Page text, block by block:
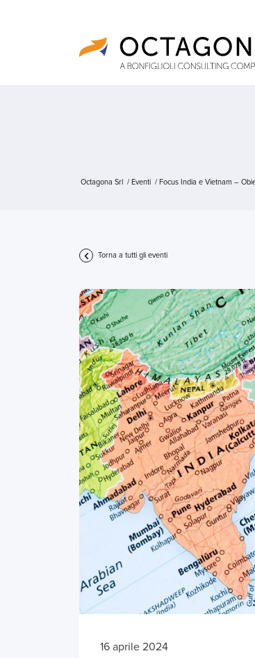
Octagona Srl / Eventi / Focus India e Vietnam –
Torna a tutti gli eventi
16 aprile 2024